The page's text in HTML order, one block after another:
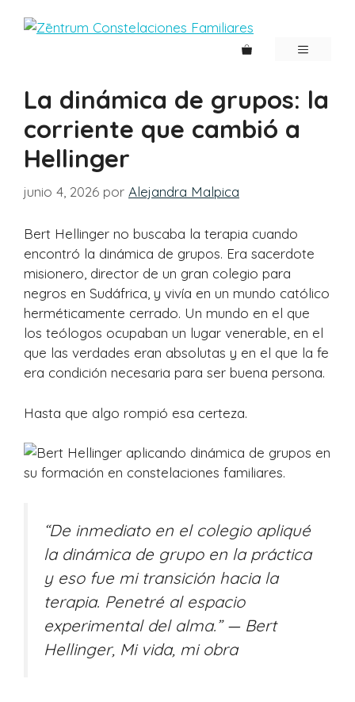
MENÚ
La dinámica de grupos: la
corriente que cambió a
Hellinger
junio 4, 2026 por Alejandra Malpica
Bert Hellinger no buscaba la terapia cuando
encontró la dinámica de grupos. Era sacerdote
misionero, director de un gran colegio para
negros en Sudáfrica, y vivía en un mundo católico
herméticamente cerrado. Un mundo en el que
los teólogos ocupaban un lugar venerable, en el
que las verdades eran absolutas y en el que la fe
era condición necesaria para ser buena persona.
Hasta que algo rompió esa certeza.
“De inmediato en el colegio apliqué
la dinámica de grupo en la práctica
y eso fue mi transición hacia la
terapia. Penetré al espacio
experimental del alma.”— Bert
Hellinger, Mi vida, mi obra